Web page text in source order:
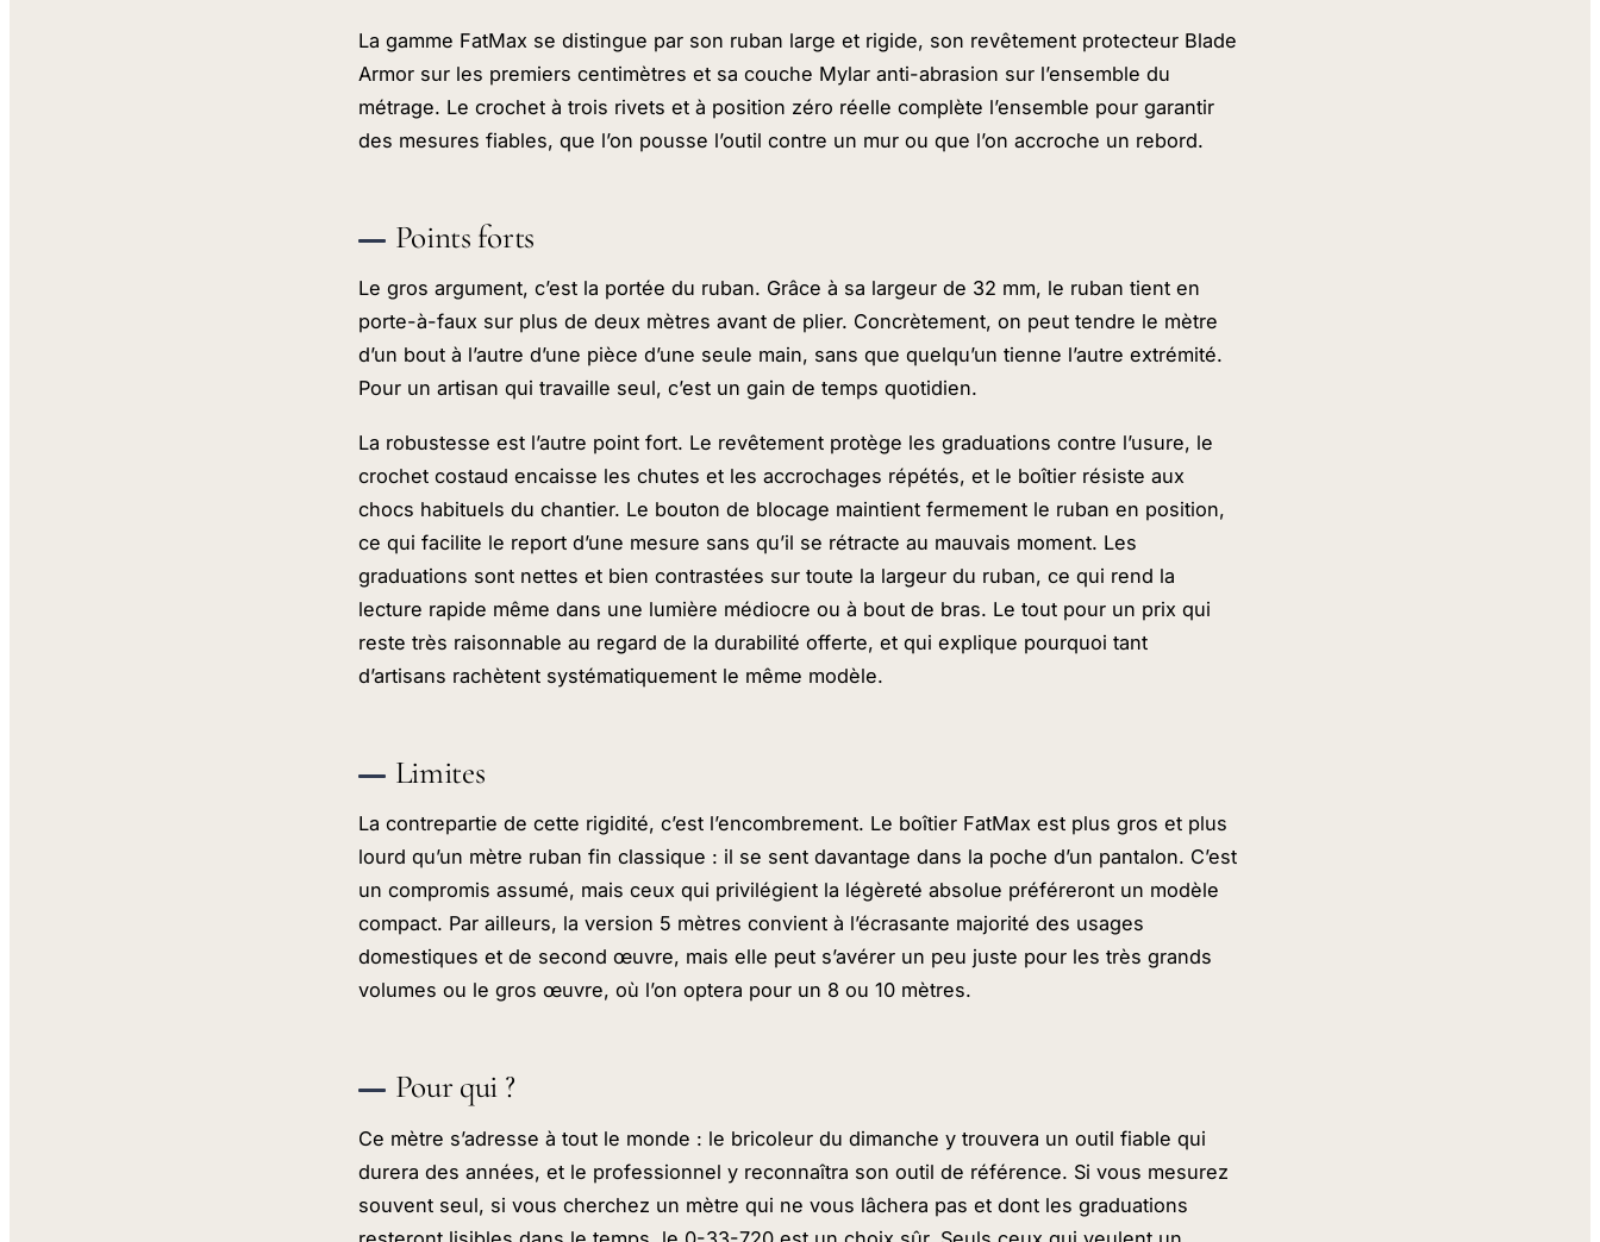
La gamme FatMax se distingue par son ruban large et rigide, son revêtement protecteur Blade
Armor sur les premiers centimètres et sa couche Mylar anti-abrasion sur l’ensemble du
métrage. Le crochet à trois rivets et à position zéro réelle complète l’ensemble pour garantir
des mesures fiables, que l’on pousse l’outil contre un mur ou que l’on accroche un rebord.
Points forts
Le gros argument, c’est la portée du ruban. Grâce à sa largeur de 32 mm, le ruban tient en
porte-à-faux sur plus de deux mètres avant de plier. Concrètement, on peut tendre le mètre
d’un bout à l’autre d’une pièce d’une seule main, sans que quelqu’un tienne l’autre extrémité.
Pour un artisan qui travaille seul, c’est un gain de temps quotidien.
La robustesse est l’autre point fort. Le revêtement protège les graduations contre l’usure, le
crochet costaud encaisse les chutes et les accrochages répétés, et le boîtier résiste aux
chocs habituels du chantier. Le bouton de blocage maintient fermement le ruban en position,
ce qui facilite le report d’une mesure sans qu’il se rétracte au mauvais moment. Les
graduations sont nettes et bien contrastées sur toute la largeur du ruban, ce qui rend la
lecture rapide même dans une lumière médiocre ou à bout de bras. Le tout pour un prix qui
reste très raisonnable au regard de la durabilité offerte, et qui explique pourquoi tant
d’artisans rachètent systématiquement le même modèle.
Limites
La contrepartie de cette rigidité, c’est l’encombrement. Le boîtier FatMax est plus gros et plus
lourd qu’un mètre ruban fin classique : il se sent davantage dans la poche d’un pantalon. C’est
un compromis assumé, mais ceux qui privilégient la légèreté absolue préféreront un modèle
compact. Par ailleurs, la version 5 mètres convient à l’écrasante majorité des usages
domestiques et de second œuvre, mais elle peut s’avérer un peu juste pour les très grands
volumes ou le gros œuvre, où l’on optera pour un 8 ou 10 mètres.
Pour qui ?
Ce mètre s’adresse à tout le monde : le bricoleur du dimanche y trouvera un outil fiable qui
durera des années, et le professionnel y reconnaîtra son outil de référence. Si vous mesurez
souvent seul, si vous cherchez un mètre qui ne vous lâchera pas et dont les graduations